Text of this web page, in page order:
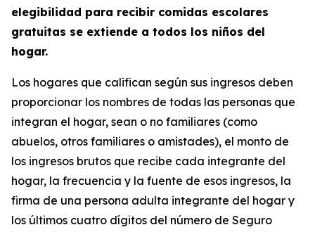
elegibilidad para recibir comidas escolares
gratuitas se extiende a todos los niños del
hogar.
Los hogares que califican según sus ingresos deben
proporcionar los nombres de todas las personas que
integran el hogar, sean o no familiares (como
abuelos, otros familiares o amistades), el monto de
los ingresos brutos que recibe cada integrante del
hogar, la frecuencia y la fuente de esos ingresos, la
firma de una persona adulta integrante del hogar y
los últimos cuatro dígitos del número de Seguro